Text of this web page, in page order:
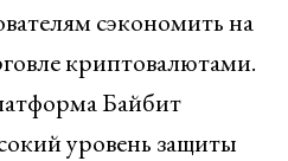
сэкономить на
криптовалютами.
Байбит
уровень защиты